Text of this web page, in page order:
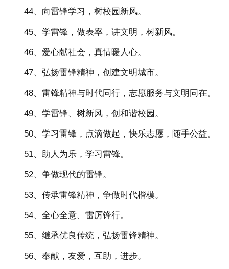
44、向雷锋学习，树校园新风。
45、学雷锋，做表率，讲文明，树新风。
46、爱心献社会，真情暖人心。
47、弘扬雷锋精神，创建文明城市。
48、雷锋精神与时代同行，志愿服务与文明同在。
49、学雷锋、树新风，创和谐校园。
50、学习雷锋，点滴做起，快乐志愿，随手公益。
51、助人为乐，学习雷锋。
52、争做现代的雷锋。
53、传承雷锋精神，争做时代楷模。
54、全心全意、雷厉锋行。
55、继承优良传统，弘扬雷锋精神。
56、奉献，友爱，互助，进步。